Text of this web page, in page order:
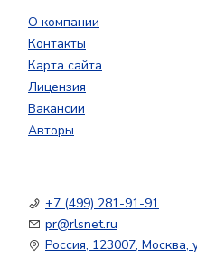
О компании
Контакты
Карта сайта
Лицензия
Вакансии
Авторы
+7 (499) 281-91-91
pr@rlsnet.ru
Россия, 123007, Москва,